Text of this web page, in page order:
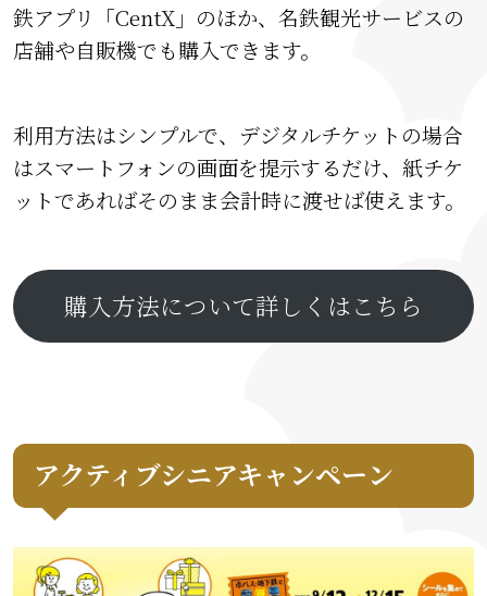
鉄アプリ「CentX」のほか、名鉄観光サービスの
店舗や自販機でも購入できます。
利用方法はシンプルで、デジタルチケットの場合
はスマートフォンの画面を提示するだけ、紙チケ
ットであればそのまま会計時に渡せば使えます。
購入方法について詳しくはこちら
アクティブシニアキャンペーン